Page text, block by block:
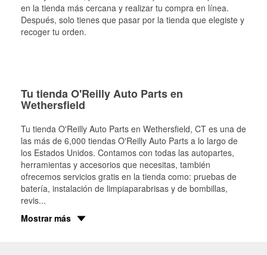
en la tienda más cercana y realizar tu compra en línea.
Después, solo tienes que pasar por la tienda que elegiste y
recoger tu orden.
Tu tienda O'Reilly Auto Parts en
Wethersfield
Tu tienda O'Reilly Auto Parts en Wethersfield, CT es una de
las más de 6,000 tiendas O'Reilly Auto Parts a lo largo de
los Estados Unidos. Contamos con todas las autopartes,
herramientas y accesorios que necesitas, también
ofrecemos servicios gratis en la tienda como: pruebas de
batería, instalación de limpiaparabrisas y de bombillas,
revis...
Mostrar más